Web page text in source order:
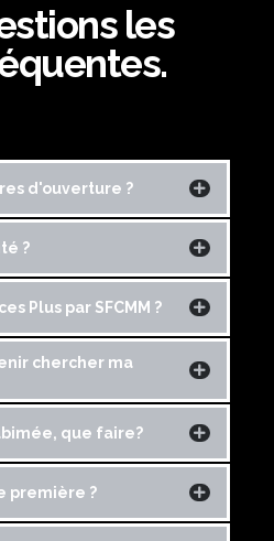
les
d'ouverture ?
?
Plus par SFCMM ?
chercher ma
que faire?
première ?